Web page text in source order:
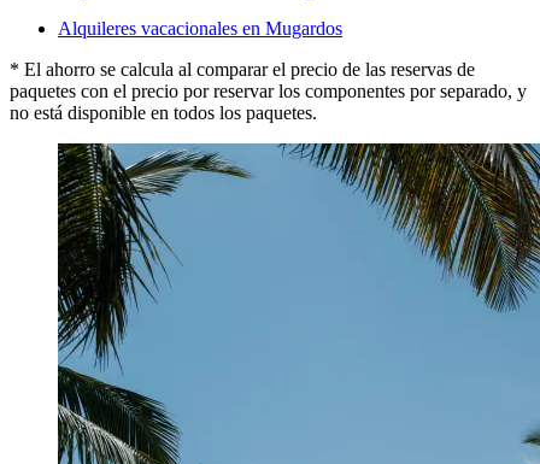
Alquileres vacacionales en Mugardos
* El ahorro se calcula al comparar el precio de las reservas de
paquetes con el precio por reservar los componentes por separado, y
no está disponible en todos los paquetes.